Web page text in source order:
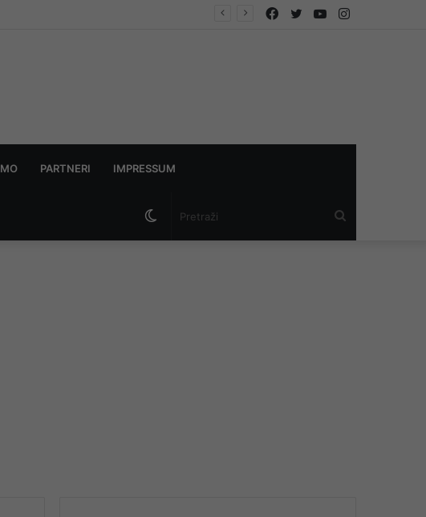
Instagram
YouTube
Twitter
Facebook
PARTNERI IMPRESSUM
Switch